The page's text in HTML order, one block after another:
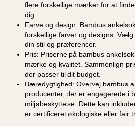
flere forskellige mærker for at
dig.
Farve og design: Bambus
forskellige farver og designs.
din stil og præferencer.
Pris: Priserne på bambus
mærke og kvalitet. Sammenlign
der passer til dit budget.
Bæredygtighed: Overvej bambus
producenter, der er engagerede i
miljøbeskyttelse. Dette kan
er certificeret økologiske eller fair